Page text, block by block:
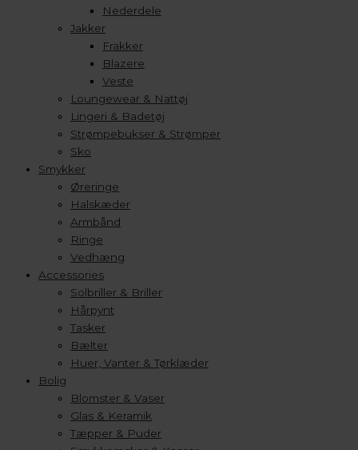
Nederdele
Jakker
Frakker
Blazere
Veste
Loungewear & Nattøj
Lingeri & Badetøj
Strømpebukser & Strømper
Sko
Smykker
Øreringe
Halskæder
Armbånd
Ringe
Vedhæng
Accessories
Solbriller & Briller
Hårpynt
Tasker
Bælter
Huer, Vanter & Tørklæder
Bolig
Blomster & Vaser
Glas & Keramik
Tæpper & Puder